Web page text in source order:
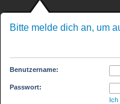
Bitte melde dich an, um
Benutzername:
Passwort:
Ich